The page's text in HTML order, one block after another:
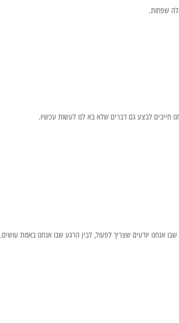
שפחות.
חייבים לבצע גם דברים שלא בא לנו לעשות עכשיו.
אנחנו יודעים שצריך לפעול, לבין הרגע שבו אנחנו באמת עושים.